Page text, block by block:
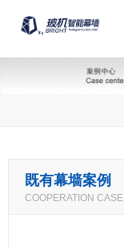
既有幕墙案例
COOPERATION CASE